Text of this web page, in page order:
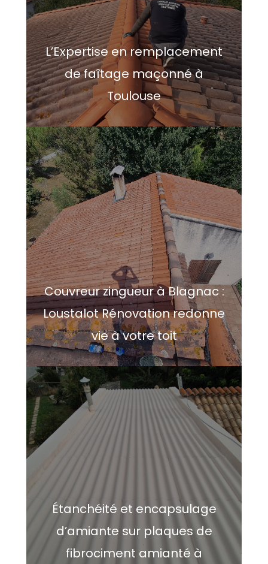
L’Expertise en remplacement
de faîtage maçonné à
Toulouse
Couvreur zingueur à Blagnac :
Loustalot Rénovation redonne
vie à votre toit
Étanchéité et encapsulage
d’amiante sur plaques de
fibrociment amianté à